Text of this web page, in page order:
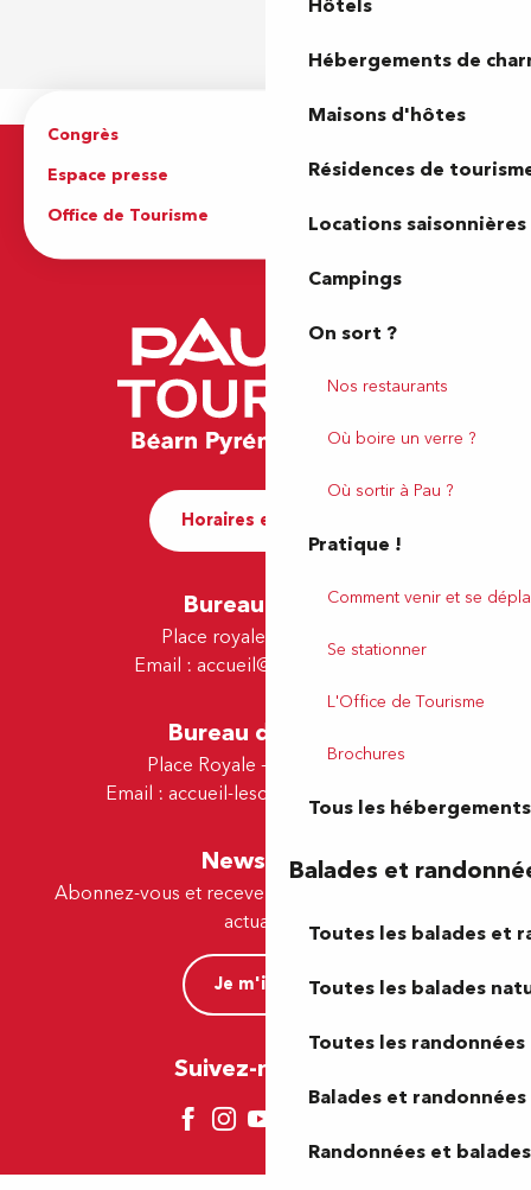
Hôtels
Hébergements de
Maisons d'hôtes
Résidences de
Locations saisonnières
Campings
On sort ?
Nos restaurants
Où boire un verre ?
Où sortir à Pau ?
Pratique !
Comment venir et se
Se stationner
L'Office de Tourisme
Brochures
Tous les hébergements
Balades et
Toutes les balades et
Toutes les balades
Toutes les randonnées
Balades et
Randonnées et
Congrès
Espace presse
Brochures
Office de Tourisme
Horaires et contact
Bureau de Pau
Place royale - 64000 Pau
Email : accueil@tourismepau.fr
Bureau de Lescar
Place Royale - 64230 Lescar
Email : accueil-lescar@tourismepau.fr
Newsletter
Abonnez-vous et recevez par e-mail nos offres et
actualités.
Je m'inscris
Suivez-nous ici !